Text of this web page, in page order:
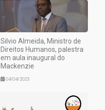
Silvio Almeida, Ministro de
Direitos Humanos, palestra
em aula inaugural do
Mackenzie
04/04/2023